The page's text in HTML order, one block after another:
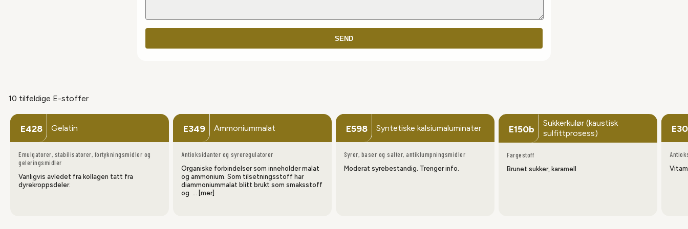
SEND
10 tilfeldige E-stoffer
E428 Gelatin
Emulgatorer, stabilisatorer, fortykningsmidler og
geleringsmidler
Vanligvis avledet fra kollagen tatt fra
dyrekroppsdeler.
E349 Ammoniummalat
Antioksidanter og syreregulatorer
Organiske forbindelser som inneholder malat
og ammonium. Som tilsetningsstoff har
diammoniummalat blitt brukt som smaksstoff
og … [mer]
E598 Syntetiske kalsiumaluminater
Syrer, baser og salter, antiklumpningsmidler
Moderat syrebestandig. Trenger info.
E150b
Sukkerkulør (kaustisk
sulfittprosess)
Fargestoff
Brunet sukker, karamell